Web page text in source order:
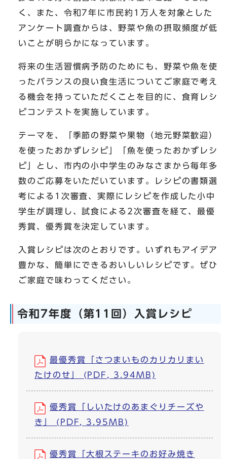
く、また、令和7年に市民約1万人を対象とした
アンケート調査からは、野菜や魚の摂取頻度が低
いことが明らかになっています。
将来の生活習慣病予防のためにも、野菜や魚を使
ったバランスの良い食生活についてご家庭で考え
る機会を持っていただくことを目的に、食育レシ
ピコンテストを実施しています。
テーマを、「季節の野菜や果物（地元野菜歓迎）
を使ったおかずレシピ」「魚を使ったおかずレシ
ピ」とし、市内の小中学生のみなさまから毎年多
数のご応募をいただいています。レシピの書類選
考による1次審査、実際にレシピを作成した小中
学生が調理し、試食による2次審査を経て、最優
秀賞、優秀賞を決定しています。
入賞レシピは次のとおりです。いずれもアイデア
豊かな、簡単にできるおいしいレシピです。ぜひ
ご家庭で味わってください。
令和7年度（第11回）入賞レシピ
最優秀賞「さつまいものカリカリまい
たけのせ」 (PDF, 3.94MB)
優秀賞「しいたけのあまぐりチーズや
き」 (PDF, 3.95MB)
優秀賞「大根ステーキのお好み焼き